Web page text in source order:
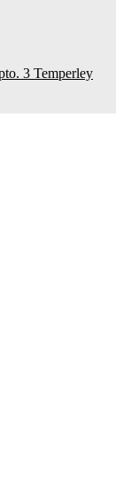
3 Temperley